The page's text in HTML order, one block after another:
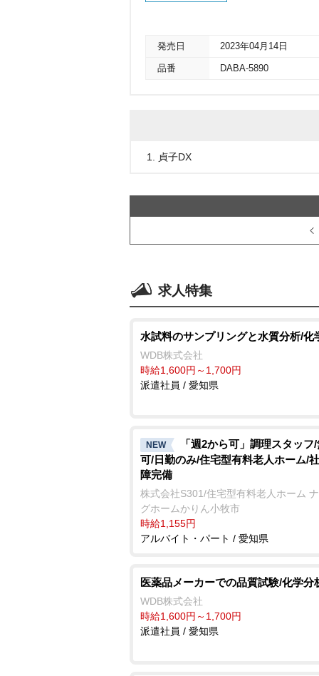
発売日 2023年04月14日
品番 DABA-5890
1. 貞子DX
求人特集
水試料のサンプリングと水質分析/化
WDB株式会社
時給1,600円～1,700円
派遣社員 / 愛知県
NEW
「週2から可」調理スタッフ
可/日勤のみ/住宅型有料老人ホーム/
障完備
株式会社S301/住宅型有料老人ホーム
グホームかりん小牧市
時給1,155円
アルバイト・パート / 愛知県
医薬品メーカーでの品質試験/化学分
WDB株式会社
時給1,600円～1,700円
派遣社員 / 愛知県